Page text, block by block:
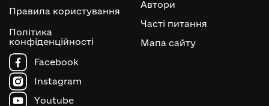
Правила користування
Політика
конфіденційності
Автори
Часті питання
Мапа сайту
Facebook
Instagram
Youtube